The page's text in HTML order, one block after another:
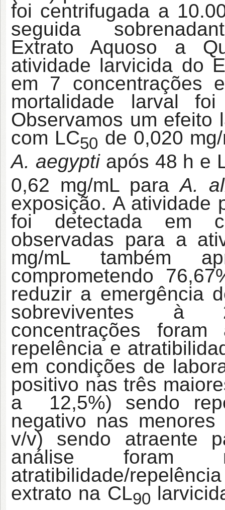
foi centrifugada a
seguida
Extrato Aquoso a
atividade larvicida do
em 7 concentrações
mortalidade larval
Observamos um efeito
com LC50 de 0,020
A. aegypti após 48 h e
0,62 mg/mL paraA.
exposição. A atividade
foi detectada em
observadas para a
mg/mL também
comprometendo
reduzir a emergência
sobreviventes à
concentrações
repelência e
em condições de
positivo nas três
a 12,5%) sendo
negativo nas
v/v) sendo atraente
análise foram
atratibilidade/
extrato na CL90